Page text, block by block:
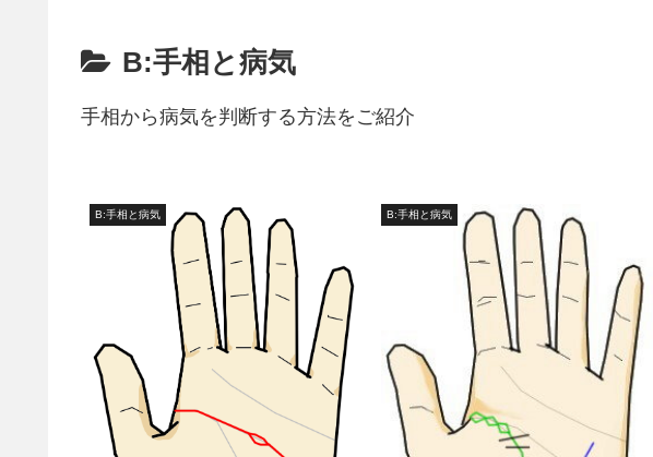
B:手相と病気
手相から病気を判断する方法をご紹介
B:手相と病気 B:手相と病気